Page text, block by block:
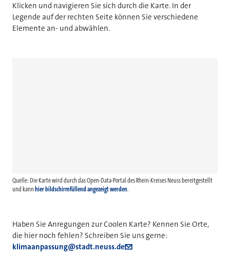
Klicken und navigieren Sie sich durch die Karte. In der
Legende auf der rechten Seite können Sie verschiedene
Elemente an- und abwählen.
Quelle: Die Karte wird durch das Open-Data-Portal des Rhein-Kreises Neuss bereitgestellt
und kannhier bildschirmfüllend angezeigt werden.
Haben Sie Anregungen zur Coolen Karte? Kennen Sie Orte,
die hier noch fehlen? Schreiben Sie uns gerne:
klimaanpassung@stadt.neuss.de